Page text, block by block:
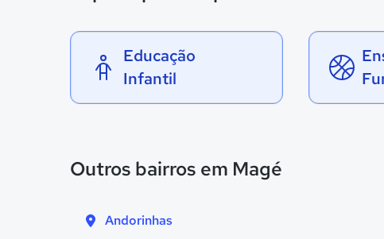
Educação
Infantil
Outros bairros em Magé
Andorinhas